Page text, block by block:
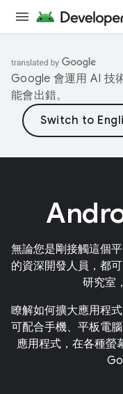
Google 會運用 AI 技
能會出錯。
無論您是剛接觸這個
的資深開發人員，都
研究室
瞭解如何擴大應用程
可配合手機、平板電
應用程式，在各種螢